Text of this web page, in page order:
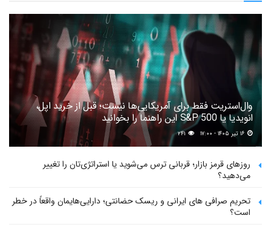
وال‌استریت فقط برای آمریکایی‌ها نیست؛ قبل از خرید اپل،
انویدیا یا S&P 500 این راهنما را بخوانید
۲۴۱
روزهای قرمز بازار؛ قربانی ترس می‌شوید یا استراتژی‌تان را تغییر
می‌دهید؟
تحریم صرافی های ایرانی و ریسک حضانتی؛ دارایی‌هایمان واقعاً در خطر
است؟